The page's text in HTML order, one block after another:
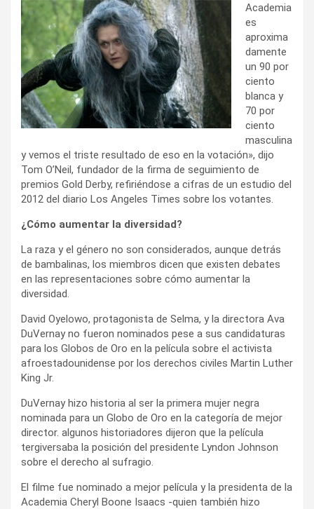
Academia
es
aproxima
damente
un 90 por
ciento
blanca y
70 por
ciento
masculina
y vemos el triste resultado de eso en la votación», dijo
Tom O’Neil, fundador de la firma de seguimiento de
premios Gold Derby, refiriéndose a cifras de un estudio del
2012 del diario Los Angeles Times sobre los votantes.
¿Cómo aumentar la diversidad?
La raza y el género no son considerados, aunque detrás
de bambalinas, los miembros dicen que existen debates
en las representaciones sobre cómo aumentar la
diversidad.
David Oyelowo, protagonista de Selma, y la directora Ava
DuVernay no fueron nominados pese a sus candidaturas
para los Globos de Oro en la película sobre el activista
afroestadounidense por los derechos civiles Martin Luther
King Jr.
DuVernay hizo historia al ser la primera mujer negra
nominada para un Globo de Oro en la categoría de mejor
director. algunos historiadores dijeron que la película
tergiversaba la posición del presidente Lyndon Johnson
sobre el derecho al sufragio.
El filme fue nominado a mejor película y la presidenta de la
Academia Cheryl Boone Isaacs -quien también hizo